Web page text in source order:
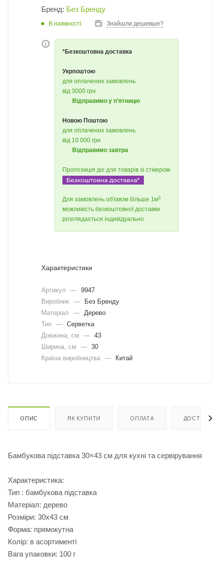
Бренд: Без Бренду
В наявності Знайшли дешевше?
*Безкоштовна доставка
Укрпоштою
для оплачених замовлень
від 3000 грн
Відправимо у п’ятницю
Новою Поштою
для оплачених замовлень
від 10 000 грн
Відправимо завтра
Пропозиція діє для товарів зі стікером
Для замовлень об'ємом більше 1м3
можливість безкоштовної доставки
розглядається індивідуально
Характеристики
Артикул — 9947
Виробник —
Без Бренду
Матеріал
—
Дерево
Тип
— Серветка
Довжина, cм
— 43
Ширина, cм
— 30
Країна виробництва — Китай
ОПИС ЯК КУПИТИ ОПЛАТА ДОСТАВКА
Бамбукова підставка 30×43 см для кухні та сервірування
Характеристика:
Тип : бамбукова підставка
Матеріал: дерево
Розміри: 30х43 см
Форма: прямокутна
Колір: в асортименті
Вага упаковки: 100 г